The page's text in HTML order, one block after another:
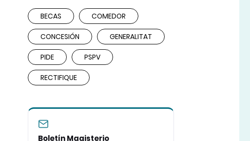
BECAS COMEDOR
CONCESIÓN GENERALITAT
PIDE PSPV
RECTIFIQUE
Boletín Magisterio